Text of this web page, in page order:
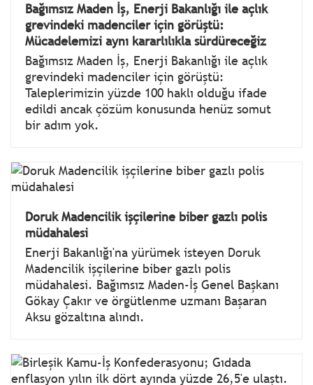
Bağımsız Maden İş, Enerji Bakanlığı ile açlık
grevindeki madenciler için görüştü:
Mücadelemizi aynı kararlılıkla sürdüreceğiz
Bağımsız Maden İş, Enerji Bakanlığı ile açlık
grevindeki madenciler için görüştü:
Taleplerimizin yüzde 100 haklı olduğu ifade
edildi ancak çözüm konusunda henüz somut
bir adım yok.
Doruk Madencilik işçilerine biber gazlı polis
müdahalesi
Enerji Bakanlığı'na yürümek isteyen Doruk
Madencilik işçilerine biber gazlı polis
müdahalesi. Bağımsız Maden-İş Genel Başkanı
Gökay Çakır ve örgütlenme uzmanı Başaran
Aksu gözaltına alındı.